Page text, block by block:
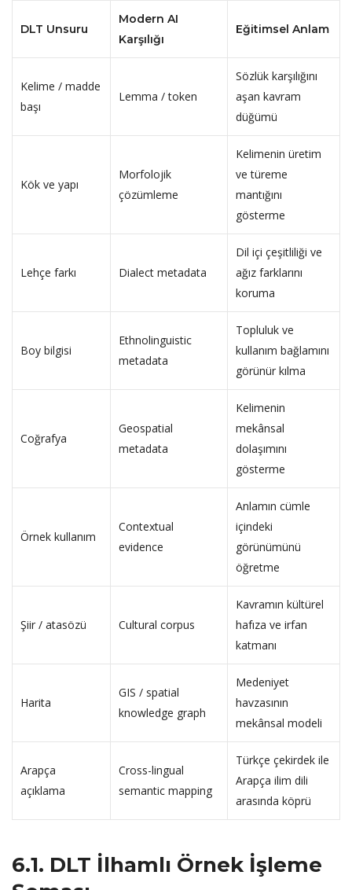
DLT Unsuru
Modern AI
Karşılığı
Eğitimsel Anlam
Kelime / madde
başı
Lemma / token
Sözlük karşılığını
aşan kavram
düğümü
Kök ve yapı
Morfolojik
çözümleme
Kelimenin üretim
ve türeme
mantığını
gösterme
Lehçe farkı Dialect metadata
Dil içi çeşitliliği ve
ağız farklarını
koruma
Boy bilgisi
Ethnolinguistic
metadata
Topluluk ve
kullanım bağlamını
görünür kılma
Coğrafya
Geospatial
metadata
Kelimenin
mekânsal
dolaşımını
gösterme
Örnek kullanım
Contextual
evidence
Anlamın cümle
içindeki
görünümünü
öğretme
Şiir / atasözü Cultural corpus
Kavramın kültürel
hafıza ve irfan
katmanı
Harita
GIS / spatial
knowledge graph
Medeniyet
havzasının
mekânsal modeli
Arapça
açıklama
Cross-lingual
semantic mapping
Türkçe çekirdek ile
Arapça ilim dili
arasında köprü
6.1. DLT İlhamlı Örnek İşleme